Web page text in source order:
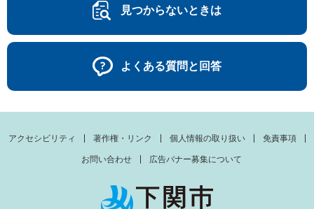
見つからないときは
よくある質問と回答
アクセシビリティ 著作権・リンク 個人情報の取り扱い 免責事項
お問い合わせ 広告バナー募集について